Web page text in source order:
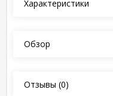
Характеристики
Обзор
Отзывы (0)